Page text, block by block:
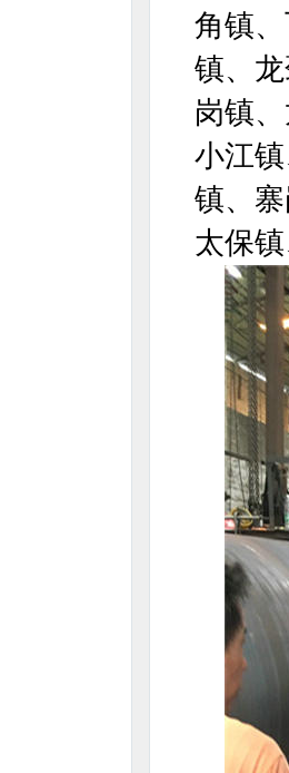
角镇
镇、
岗镇
小江
镇、
太保